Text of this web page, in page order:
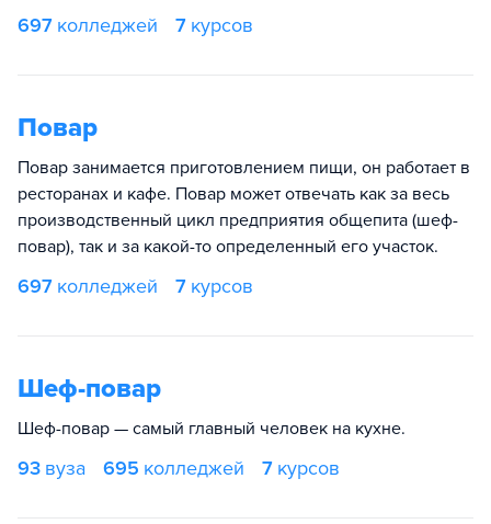
697 колледжей 7 курсов
Повар
Повар занимается приготовлением пищи, он работает в
ресторанах и кафе. Повар может отвечать как за весь
производственный цикл предприятия общепита (шеф-
повар), так и за какой-то определенный его участок.
697 колледжей 7 курсов
Шеф-повар
Шеф-повар — самый главный человек на кухне.
93 вуза 695 колледжей 7 курсов